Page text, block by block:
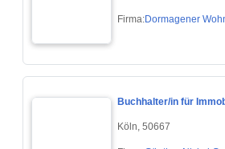
Firma:Dormagener
Buchhalter/in für
Köln, 50667